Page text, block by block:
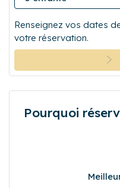
Renseignez vos dates
votre réservation.
Pourquoi